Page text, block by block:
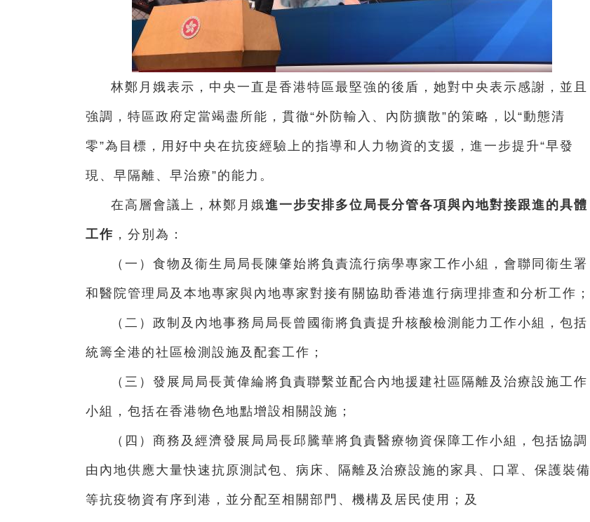
林鄭月娥表示，中央一直是香港特區最堅強的後盾，她對中央表示感謝，並且
強調，特區政府定當竭盡所能，貫徹“外防輸入、內防擴散”的策略，以“動態清
零”為目標，用好中央在抗疫經驗上的指導和人力物資的支援，進一步提升“早發
現、早隔離、早治療”的能力。
在高層會議上，林鄭月娥進一步安排多位局長分管各項與內地對接跟進的具體
工作 ，分別為：
（一）食物及衞生局局長陳肇始將負責流行病學專家工作小組，會聯同衞生署
和醫院管理局及本地專家與內地專家對接有關協助香港進行病理排查和分析工作；
（二）政制及內地事務局局長曾國衞將負責提升核酸檢測能力工作小組，包括
統籌全港的社區檢測設施及配套工作；
（三）發展局局長黃偉綸將負責聯繫並配合內地援建社區隔離及治療設施工作
小組，包括在香港物色地點增設相關設施；
（四）商務及經濟發展局局長邱騰華將負責醫療物資保障工作小組，包括協調
由內地供應大量快速抗原測試包、病床、隔離及治療設施的家具、口罩、保護裝備
等抗疫物資有序到港，並分配至相關部門、機構及居民使用；及